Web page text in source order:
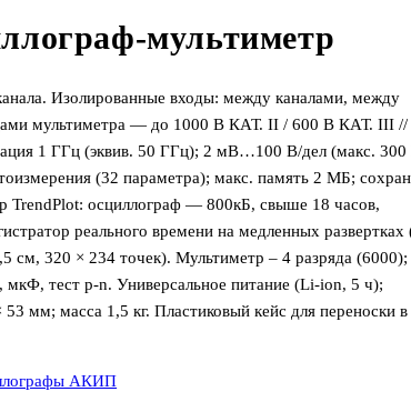
мультиметр
Изолированные входы: между каналами, между
мультиметра — до 1000 В КАТ. II / 600 В КАТ. III //
1 ГГц (эквив. 50 ГГц); 2 мВ…100 В/дел (макс. 300
(32 параметра); макс. память 2 МБ;
TrendPlot: осциллограф — 800кБ, свыше 18 часов,
реального времени на медленных развертках
320 × 234 точек). Мультиметр – 4 разряда (6000);
тест p-n. Универсальное питание (Li-ion, 5 ч);
мм; масса 1,5 кг. Пластиковый кейс для переноски в
АКИП